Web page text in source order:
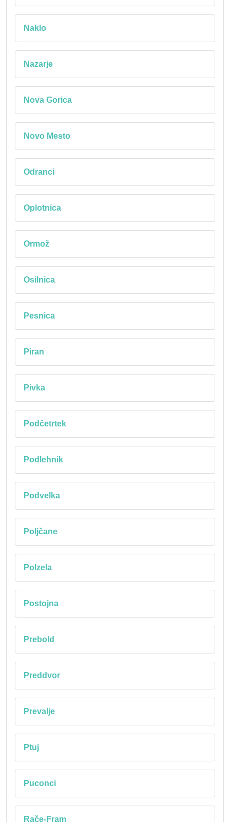
Naklo
Nazarje
Nova Gorica
Novo Mesto
Odranci
Oplotnica
Ormož
Osilnica
Pesnica
Piran
Pivka
Podčetrtek
Podlehnik
Podvelka
Poljčane
Polzela
Postojna
Prebold
Preddvor
Prevalje
Ptuj
Puconci
Rače-Fram